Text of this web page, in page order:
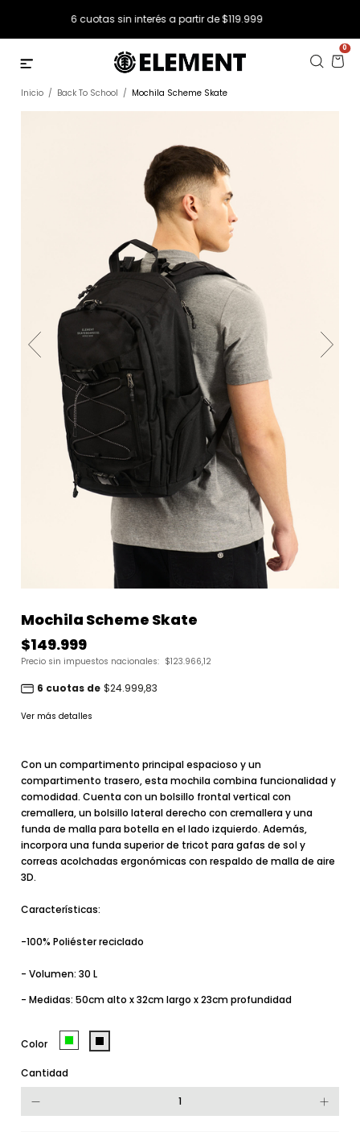
12 cuotas sin interés a partir de $249.999
0
Inicio / Back To School / Mochila Scheme Skate
Mochila Scheme Skate
$149.999
Precio sin impuestos nacionales: $123.966,12
6 cuotas de $24.999,83
Ver más detalles
Con un compartimento principal espacioso y un
compartimento trasero, esta mochila combina funcionalidad y
comodidad. Cuenta con un bolsillo frontal vertical con
cremallera, un bolsillo lateral derecho con cremallera y una
funda de malla para botella en el lado izquierdo. Además,
incorpora una funda superior de tricot para gafas de sol y
correas acolchadas ergonómicas con respaldo de malla de aire
3D.
Características:
-100% Poliéster reciclado
- Volumen: 30 L
- Medidas:50cm alto x 32cm largo x 23cm profundidad
Color
Cantidad